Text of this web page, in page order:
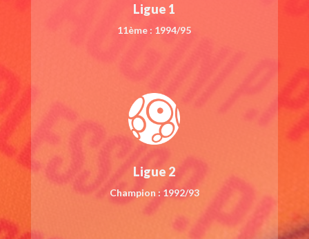
Ligue 1
11ème : 1994/95
Ligue 2
Champion : 1992/93